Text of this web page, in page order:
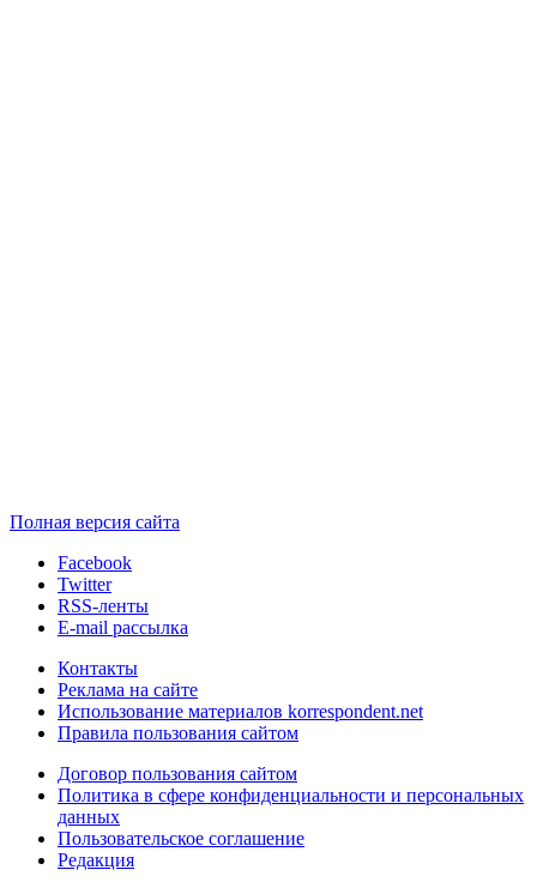
Полная версия сайта
Facebook
Twitter
RSS-ленты
E-mail рассылка
Контакты
Реклама на сайте
Использование материалов korrespondent.net
Правила пользования сайтом
Договор пользования сайтом
Политика в сфере конфиденциальности и персональных
данных
Пользовательское соглашение
Редакция